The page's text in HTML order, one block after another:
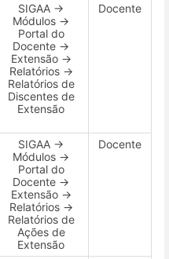
SIGAA →
Módulos →
Portal do
Docente →
Extensão →
Relatórios →
Relatórios de
Discentes de
Extensão
Docente
SIGAA →
Módulos →
Portal do
Docente →
Extensão →
Relatórios →
Relatórios de
Ações de
Extensão
Docente